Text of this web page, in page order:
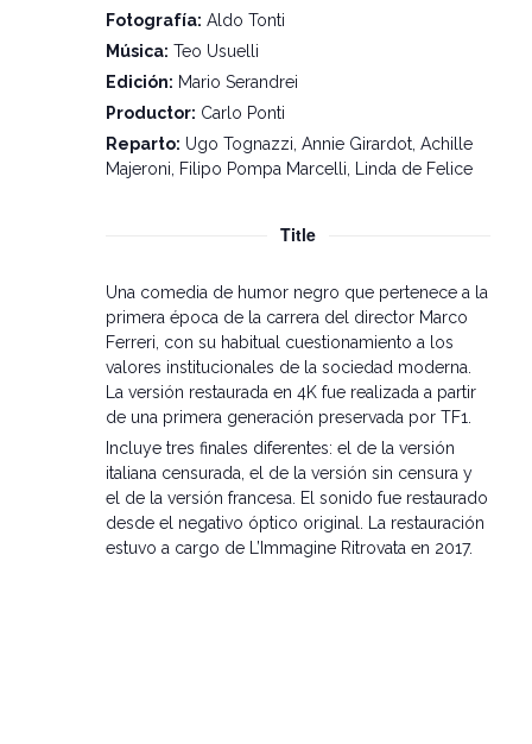
Fotografía: Aldo Tonti
Música: Teo Usuelli
Edición: Mario Serandrei
Productor: Carlo Ponti
Reparto: Ugo Tognazzi, Annie Girardot, Achille
Majeroni, Filipo Pompa Marcelli, Linda de Felice
Title
Una comedia de humor negro que pertenece a la
primera época de la carrera del director Marco
Ferreri, con su habitual cuestionamiento a los
valores institucionales de la sociedad moderna.
La versión restaurada en 4K fue realizada a partir
de una primera generación preservada por TF1.
Incluye tres finales diferentes: el de la versión
italiana censurada, el de la versión sin censura y
el de la versión francesa. El sonido fue restaurado
desde el negativo óptico original. La restauración
estuvo a cargo de L’Immagine Ritrovata en 2017.